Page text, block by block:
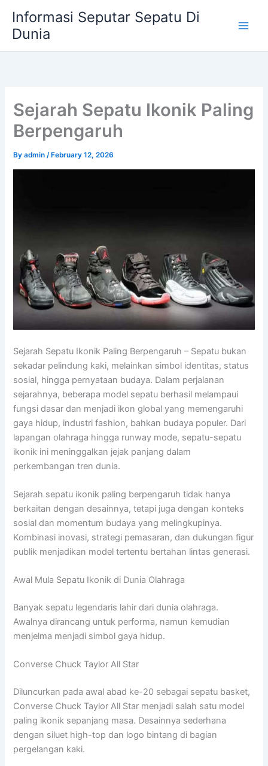
content
Informasi Seputar Sepatu Di
Dunia
Sejarah Sepatu Ikonik Paling
Berpengaruh
Byadmin/ February 12, 2026
Sejarah Sepatu Ikonik Paling Berpengaruh – Sepatu bukan
sekadar pelindung kaki, melainkan simbol identitas, status
sosial, hingga pernyataan budaya. Dalam perjalanan
sejarahnya, beberapa model sepatu berhasil melampaui
fungsi dasar dan menjadi ikon global yang memengaruhi
gaya hidup, industri fashion, bahkan budaya populer. Dari
lapangan olahraga hingga runway mode, sepatu-sepatu
ikonik ini meninggalkan jejak panjang dalam
perkembangan tren dunia.
Sejarah sepatu ikonik paling berpengaruh tidak hanya
berkaitan dengan desainnya, tetapi juga dengan konteks
sosial dan momentum budaya yang melingkupinya.
Kombinasi inovasi, strategi pemasaran, dan dukungan figur
publik menjadikan model tertentu bertahan lintas generasi.
Awal Mula Sepatu Ikonik di Dunia Olahraga
Banyak sepatu legendaris lahir dari dunia olahraga.
Awalnya dirancang untuk performa, namun kemudian
menjelma menjadi simbol gaya hidup.
Converse Chuck Taylor All Star
Diluncurkan pada awal abad ke-20 sebagai sepatu basket,
Converse Chuck Taylor All Star menjadi salah satu model
paling ikonik sepanjang masa. Desainnya sederhana
dengan siluet high-top dan logo bintang di bagian
pergelangan kaki.